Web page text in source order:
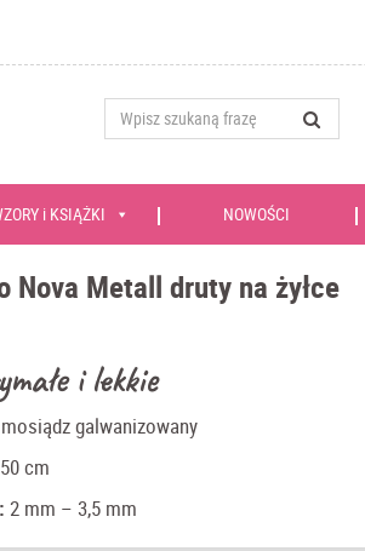
i KSIĄŻKI NOWOŚCI
Nova Metall druty na żyłce
i lekkie
mosiądz galwanizowany
50 cm
2 mm – 3,5 mm